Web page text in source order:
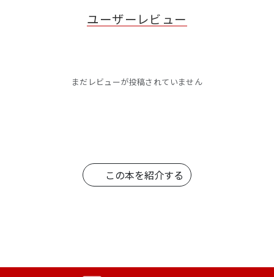
ユーザーレビュー
まだレビューが投稿されていません
この本を紹介する